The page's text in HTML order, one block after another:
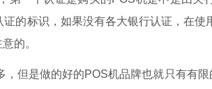
的标识，如果没有各大银行认证，在使
的。
但是做的好的POS机品牌也就只有有